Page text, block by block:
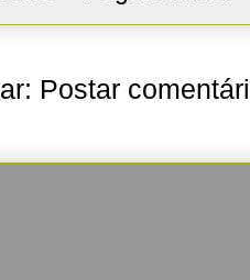
Postar